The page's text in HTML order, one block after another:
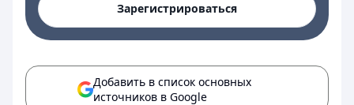
Зарегистрироваться
Добавить в список основных
источников в Google